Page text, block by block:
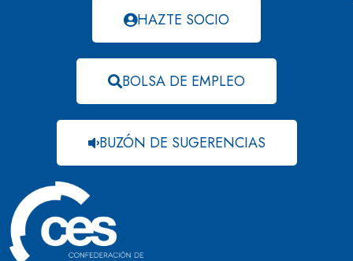
HAZTE SOCIO
BOLSA DE EMPLEO
BUZÓN DE SUGERENCIAS